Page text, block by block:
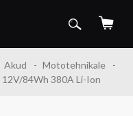
Akud
Mototehnikale
12V/84Wh 380A Li-Ion